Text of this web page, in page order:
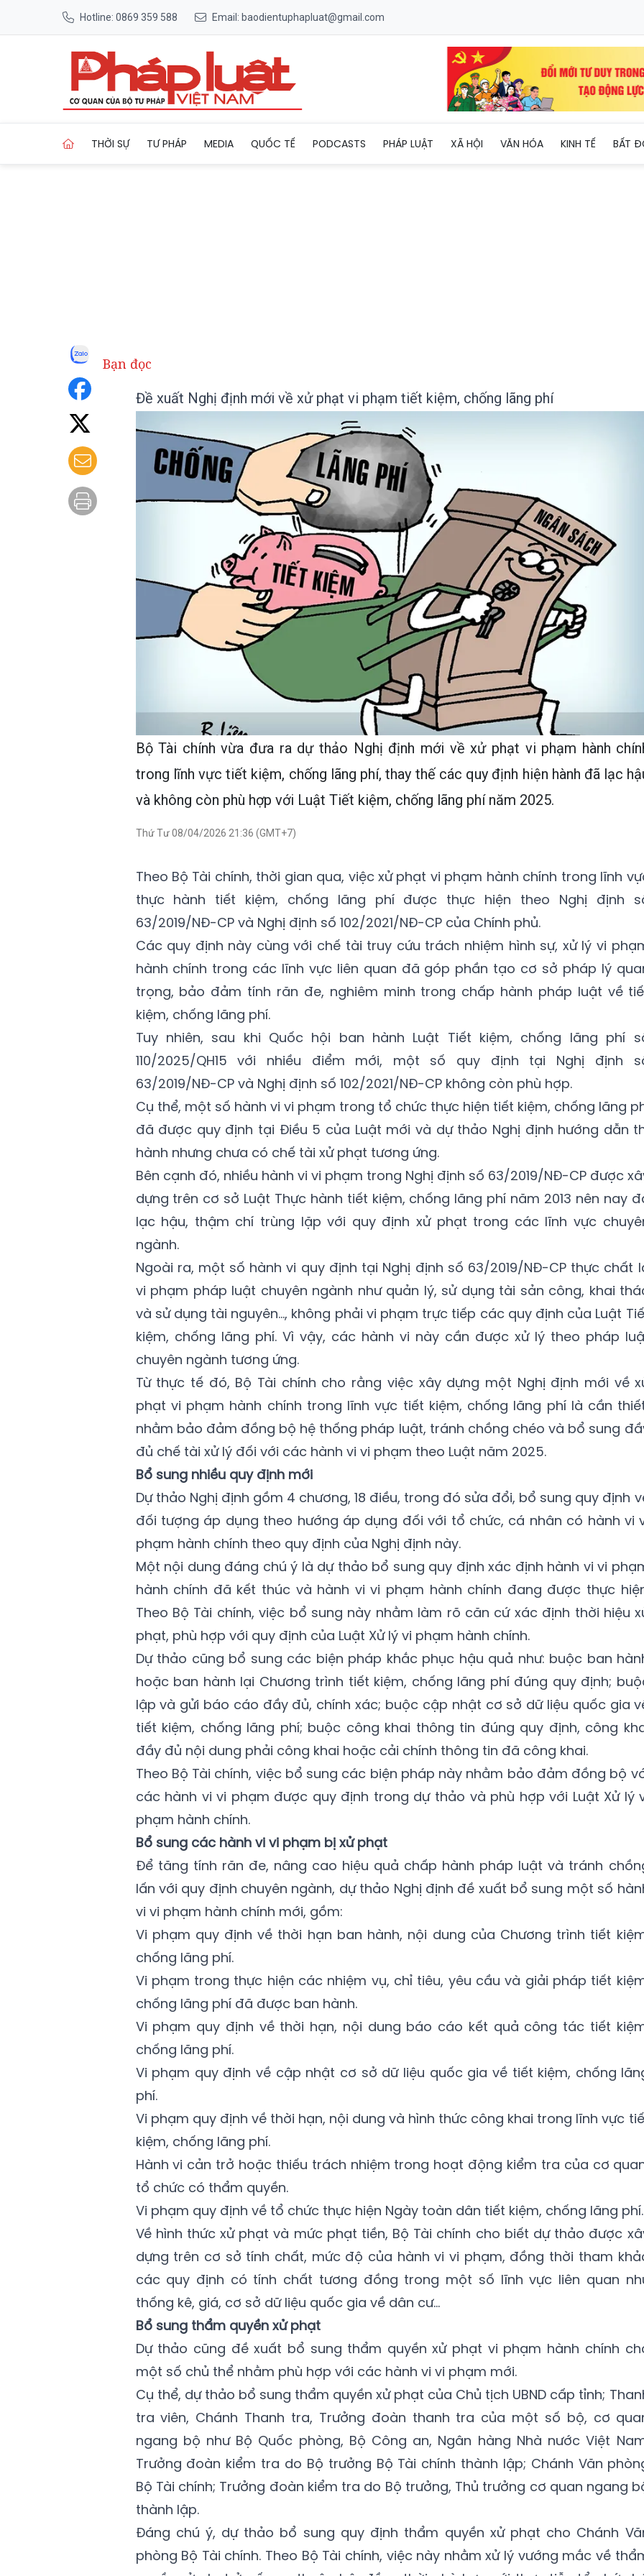
Hotline: 0869 359 588 Email: baodientuphapluat@gmail.com
THỜI SỰ TƯ PHÁP MEDIA QUỐC TẾ PODCASTS PHÁP LUẬT XÃ HỘI VĂN HÓA KINH TẾ BẤT
Bạn đọc
Đề xuất Nghị định mới về xử phạt vi phạm tiết kiệm, chống lãng phí
Bộ Tài chính vừa đưa ra dự thảo Nghị định mới về xử phạt vi phạm hành
trong lĩnh vực tiết kiệm, chống lãng phí, thay thế các quy định hiện hành đã lạc
và không còn phù hợp với Luật Tiết kiệm, chống lãng phí năm 2025.
Thứ Tư 08/04/2026 21:36 (GMT+7)
Theo Bộ Tài chính, thời gian qua, việc xử phạt vi phạm hành chính trong lĩnh
thực hành tiết kiệm, chống lãng phí được thực hiện theo Nghị định
63/2019/NĐ-CP và Nghị định số 102/2021/NĐ-CP của Chính phủ.
Các quy định này cùng với chế tài truy cứu trách nhiệm hình sự, xử lý vi
hành chính trong các lĩnh vực liên quan đã góp phần tạo cơ sở pháp lý
trọng, bảo đảm tính răn đe, nghiêm minh trong chấp hành pháp luật về
kiệm, chống lãng phí.
Tuy nhiên, sau khi Quốc hội ban hành Luật Tiết kiệm, chống lãng phí
110/2025/QH15 với nhiều điểm mới, một số quy định tại Nghị định
63/2019/NĐ-CP và Nghị định số 102/2021/NĐ-CP không còn phù hợp.
Cụ thể, một số hành vi vi phạm trong tổ chức thực hiện tiết kiệm, chống lãng
đã được quy định tại Điều 5 của Luật mới và dự thảo Nghị định hướng dẫn
hành nhưng chưa có chế tài xử phạt tương ứng.
Bên cạnh đó, nhiều hành vi vi phạm trong Nghị định số 63/2019/NĐ-CP được
dựng trên cơ sở Luật Thực hành tiết kiệm, chống lãng phí năm 2013 nên nay
lạc hậu, thậm chí trùng lặp với quy định xử phạt trong các lĩnh vực
ngành.
Ngoài ra, một số hành vi quy định tại Nghị định số 63/2019/NĐ-CP thực chất
vi phạm pháp luật chuyên ngành như quản lý, sử dụng tài sản công, khai
và sử dụng tài nguyên…, không phải vi phạm trực tiếp các quy định của Luật
kiệm, chống lãng phí. Vì vậy, các hành vi này cần được xử lý theo pháp
chuyên ngành tương ứng.
Từ thực tế đó, Bộ Tài chính cho rằng việc xây dựng một Nghị định mới về
phạt vi phạm hành chính trong lĩnh vực tiết kiệm, chống lãng phí là cần
nhằm bảo đảm đồng bộ hệ thống pháp luật, tránh chồng chéo và bổ sung
đủ chế tài xử lý đối với các hành vi vi phạm theo Luật năm 2025.
Bổ sung nhiều quy định mới
Dự thảo Nghị định gồm 4 chương, 18 điều, trong đó sửa đổi, bổ sung quy định
đối tượng áp dụng theo hướng áp dụng đối với tổ chức, cá nhân có hành vi
phạm hành chính theo quy định của Nghị định này.
Một nội dung đáng chú ý là dự thảo bổ sung quy định xác định hành vi vi
hành chính đã kết thúc và hành vi vi phạm hành chính đang được thực
Theo Bộ Tài chính, việc bổ sung này nhằm làm rõ căn cứ xác định thời hiệu
phạt, phù hợp với quy định của Luật Xử lý vi phạm hành chính.
Dự thảo cũng bổ sung các biện pháp khắc phục hậu quả như: buộc ban
hoặc ban hành lại Chương trình tiết kiệm, chống lãng phí đúng quy định;
lập và gửi báo cáo đầy đủ, chính xác; buộc cập nhật cơ sở dữ liệu quốc gia
tiết kiệm, chống lãng phí; buộc công khai thông tin đúng quy định, công
đầy đủ nội dung phải công khai hoặc cải chính thông tin đã công khai.
Theo Bộ Tài chính, việc bổ sung các biện pháp này nhằm bảo đảm đồng bộ
các hành vi vi phạm được quy định trong dự thảo và phù hợp với Luật Xử lý
phạm hành chính.
Bổ sung các hành vi vi phạm bị xử phạt
Để tăng tính răn đe, nâng cao hiệu quả chấp hành pháp luật và tránh
lấn với quy định chuyên ngành, dự thảo Nghị định đề xuất bổ sung một số
vi vi phạm hành chính mới, gồm:
Vi phạm quy định về thời hạn ban hành, nội dung của Chương trình tiết
chống lãng phí.
Vi phạm trong thực hiện các nhiệm vụ, chỉ tiêu, yêu cầu và giải pháp tiết
chống lãng phí đã được ban hành.
Vi phạm quy định về thời hạn, nội dung báo cáo kết quả công tác tiết
chống lãng phí.
Vi phạm quy định về cập nhật cơ sở dữ liệu quốc gia về tiết kiệm, chống
phí.
Vi phạm quy định về thời hạn, nội dung và hình thức công khai trong lĩnh vực
kiệm, chống lãng phí.
Hành vi cản trở hoặc thiếu trách nhiệm trong hoạt động kiểm tra của cơ
tổ chức có thẩm quyền.
Vi phạm quy định về tổ chức thực hiện Ngày toàn dân tiết kiệm, chống lãng phí.
Về hình thức xử phạt và mức phạt tiền, Bộ Tài chính cho biết dự thảo được
dựng trên cơ sở tính chất, mức độ của hành vi vi phạm, đồng thời tham
các quy định có tính chất tương đồng trong một số lĩnh vực liên quan
thống kê, giá, cơ sở dữ liệu quốc gia về dân cư...
Bổ sung thẩm quyền xử phạt
Dự thảo cũng đề xuất bổ sung thẩm quyền xử phạt vi phạm hành chính
một số chủ thể nhằm phù hợp với các hành vi vi phạm mới.
Cụ thể, dự thảo bổ sung thẩm quyền xử phạt của Chủ tịch UBND cấp tỉnh;
tra viên, Chánh Thanh tra, Trưởng đoàn thanh tra của một số bộ, cơ
ngang bộ như Bộ Quốc phòng, Bộ Công an, Ngân hàng Nhà nước Việt
Trưởng đoàn kiểm tra do Bộ trưởng Bộ Tài chính thành lập; Chánh Văn
Bộ Tài chính; Trưởng đoàn kiểm tra do Bộ trưởng, Thủ trưởng cơ quan ngang
thành lập.
Đáng chú ý, dự thảo bổ sung quy định thẩm quyền xử phạt cho Chánh
phòng Bộ Tài chính. Theo Bộ Tài chính, việc này nhằm xử lý vướng mắc về